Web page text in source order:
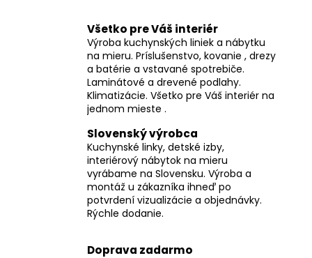
Všetko pre Váš interiér
Výroba kuchynských liniek a nábytku
na mieru. Príslušenstvo, kovanie , drezy
a batérie a vstavané spotrebiče.
Laminátové a drevené podlahy.
Klimatizácie. Všetko pre Váš interiér na
jednom mieste .
Slovenský výrobca
Kuchynské linky, detské izby,
interiérový nábytok na mieru
vyrábame na Slovensku. Výroba a
montáž u zákazníka ihneď po
potvrdení vizualizácie a objednávky.
Rýchle dodanie.
Doprava zadarmo